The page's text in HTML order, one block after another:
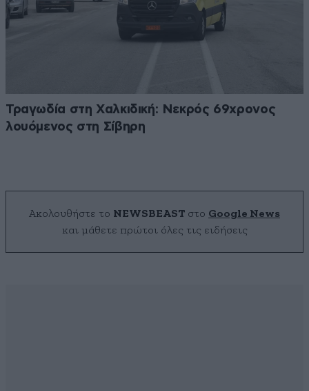
Τραγωδία στη Χαλκιδική: Νεκρός 69χρονος
λουόμενος στη Σίβηρη
Ακολουθήστε το NEWSBEAST στο Google News
και μάθετε πρώτοι όλες τις ειδήσεις